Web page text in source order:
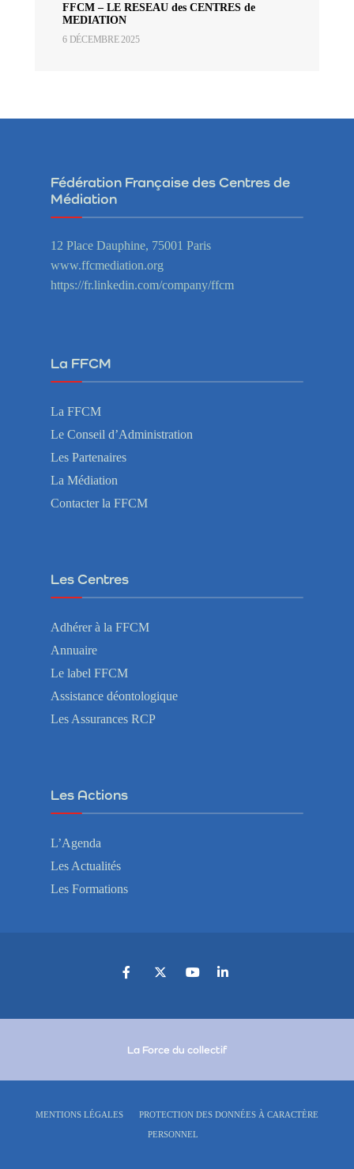
FFCM – LE RESEAU des CENTRES de
MEDIATION
6 DÉCEMBRE 2025
Fédération Française des Centres de
Médiation
12 Place Dauphine, 75001 Paris
www.ffcmediation.org
https://fr.linkedin.com/company/ffcm
La FFCM
La FFCM
Le Conseil d’Administration
Les Partenaires
La Médiation
Contacter la FFCM
Les Centres
Adhérer à la FFCM
Annuaire
Le label FFCM
Assistance déontologique
Les Assurances RCP
Les Actions
L’Agenda
Les Actualités
Les Formations
La Force du collectif
MENTIONS LÉGALES PROTECTION DES DONNÉES À CARACTÈRE
PERSONNEL